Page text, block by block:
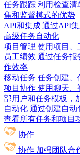
任务跟踪 利用检查清
焦和监督模式的优势
API和集成 通过API
高级任务自动化
项目管理 使用项目、
员工绩效 通过任务报
作效率
移动任务 任务创建、
项目协作 使用聊天、
部用户和任务模板，
自动化 通过创建自动
查看所有任务和项目
协作
协作 加强团队合